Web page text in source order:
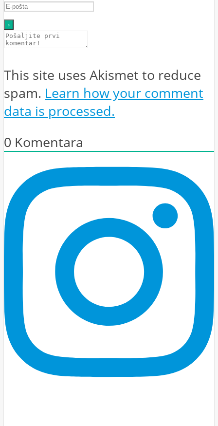
This site uses Akismet to reduce
spam. Learn how your comment
data is processed.
0 Komentara